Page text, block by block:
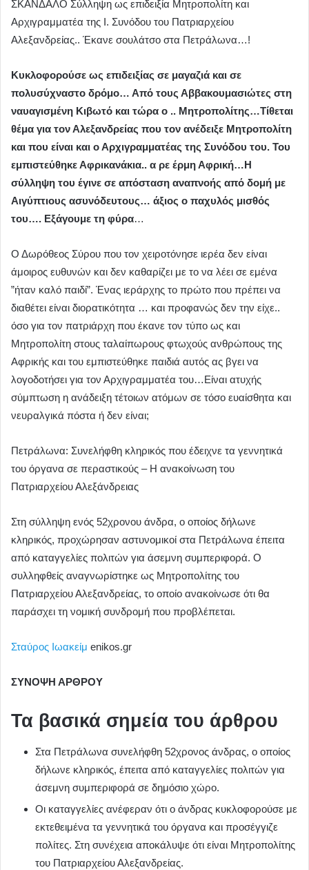
ΣΚΑΝΔΑΛΟ Σύλληψη ως επιδειξία Μητροπολίτη και
Αρχιγραμματέα της Ι. Συνόδου του Πατριαρχείου
Αλεξανδρείας.. Έκανε σουλάτσο στα Πετράλωνα…!
Κυκλοφορούσε ως επιδειξίας σε μαγαζιά και σε
πολυσύχναστο δρόμο… Από τους Αββακουμασιώτες στη
ναυαγισμένη Κιβωτό και τώρα ο .. Μητροπολίτης…Τίθεται
θέμα για τον Αλεξανδρείας που τον ανέδειξε Μητροπολίτη
και που είναι και ο Αρχιγραμματέας της Συνόδου του. Του
εμπιστεύθηκε Αφρικανάκια.. α ρε έρμη Αφρική…Η
σύλληψη του έγινε σε απόσταση αναπνοής από δομή με
Αιγύπτιους ασυνόδευτους… άξιος ο παχυλός μισθός
του…. Εξάγουμε τη φύρα…
Ο Δωρόθεος Σύρου που τον χειροτόνησε ιερέα δεν είναι
άμοιρος ευθυνών και δεν καθαρίζει με το να λέει σε εμένα
”ήταν καλό παιδί”. Ένας ιεράρχης το πρώτο που πρέπει να
διαθέτει είναι διορατικότητα … και προφανώς δεν την είχε..
όσο για τον πατριάρχη που έκανε τον τύπο ως και
Μητροπολίτη στους ταλαίπωρους φτωχούς ανθρώπους της
Αφρικής και του εμπιστεύθηκε παιδιά αυτός ας βγει να
λογοδοτήσει για τον Αρχιγραμματέα του…Είναι ατυχής
σύμπτωση η ανάδειξη τέτοιων ατόμων σε τόσο ευαίσθητα και
νευραλγικά πόστα ή δεν είναι;
Πετράλωνα: Συνελήφθη κληρικός που έδειχνε τα γεννητικά
του όργανα σε περαστικούς – Η ανακοίνωση του
Πατριαρχείου Αλεξάνδρειας
Στη σύλληψη ενός 52χρονου άνδρα, ο οποίος δήλωνε
κληρικός, προχώρησαν αστυνομικοί στα Πετράλωνα έπειτα
από καταγγελίες πολιτών για άσεμνη συμπεριφορά. Ο
συλληφθείς αναγνωρίστηκε ως Μητροπολίτης του
Πατριαρχείου Αλεξανδρείας, το οποίο ανακοίνωσε ότι θα
παράσχει τη νομική συνδρομή που προβλέπεται.
Σταύρος Ιωακείμ enikos.gr
ΣΥΝΟΨΗ ΑΡΘΡΟΥ
Τα βασικά σημεία του άρθρου
Στα Πετράλωνα συνελήφθη 52χρονος άνδρας, ο οποίος
δήλωνε κληρικός, έπειτα από καταγγελίες πολιτών για
άσεμνη συμπεριφορά σε δημόσιο χώρο.
Οι καταγγελίες ανέφεραν ότι ο άνδρας κυκλοφορούσε με
εκτεθειμένα τα γεννητικά του όργανα και προσέγγιζε
πολίτες. Στη συνέχεια αποκάλυψε ότι είναι Μητροπολίτης
του Πατριαρχείου Αλεξανδρείας.